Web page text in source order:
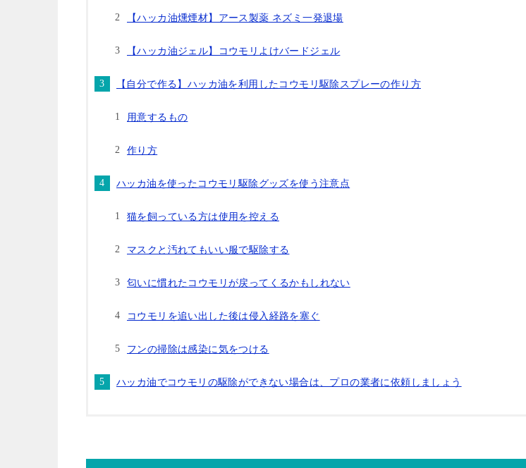
【ハッカ油燻煙材】アース製薬 ネズミ一発退場
【ハッカ油ジェル】コウモリよけバードジェル
【自分で作る】ハッカ油を利用したコウモリ駆除スプレーの作り方
用意するもの
作り方
ハッカ油を使ったコウモリ駆除グッズを使う注意点
猫を飼っている方は使用を控える
マスクと汚れてもいい服で駆除する
匂いに慣れたコウモリが戻ってくるかもしれない
コウモリを追い出した後は侵入経路を塞ぐ
フンの掃除は感染に気をつける
ハッカ油でコウモリの駆除ができない場合は、プロの業者に依頼しましょう